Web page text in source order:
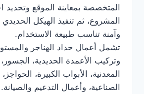
المتخصصة بمعاينة الموقع وتحديد
المشروع، ثم تنفيذ الهيكل
وآمنة تناسب طبيعة الاستخدام.
تشمل أعمال حداد الهناجر
وتركيب الأعمدة الحديدية،
المعدنية، الأبواب الكبيرة،
الصناعية، وأعمال التدعيم